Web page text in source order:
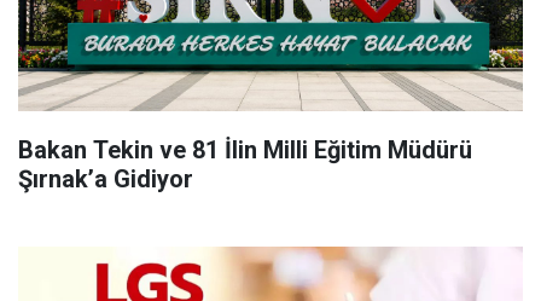
Bakan Tekin ve 81 İlin Milli Eğitim Müdürü
Şırnak’a Gidiyor